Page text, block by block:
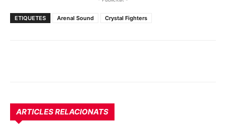
ETIQUETES Arenal Sound Crystal Fighters
ARTICLES RELACIONATS